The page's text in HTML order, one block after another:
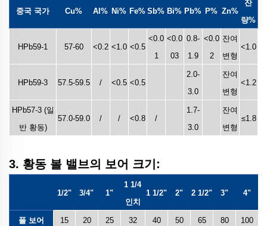
중국 국가 Cu% Al% Ni% Fe% Sb% Bi% Pb% P% Zn%
잔
량%
HPb59-1 57-60 <0.2 <1.0 <0.5
<0.0
1
<0.0
03
0.8-
1.9
<0.0
2
잔여
변형
<1.0
HPb59-3 57.5-59.5 / <0.5 <0.5
2.0-
3.0
잔여
변형
<1.2
HPb57-3 (일
반 황동)
57.0-59.0 / / <0.8 /
1.7-
3.0
잔여
변형
≤1.8
3. 황동 볼 밸브의 보어 크기:
1/2" 3/4" 1"
1 1/4
인치
1 1/2" 2" 2 1/2" 3" 4"
풀 보어 15 20 25 32 40 50 65 80 100